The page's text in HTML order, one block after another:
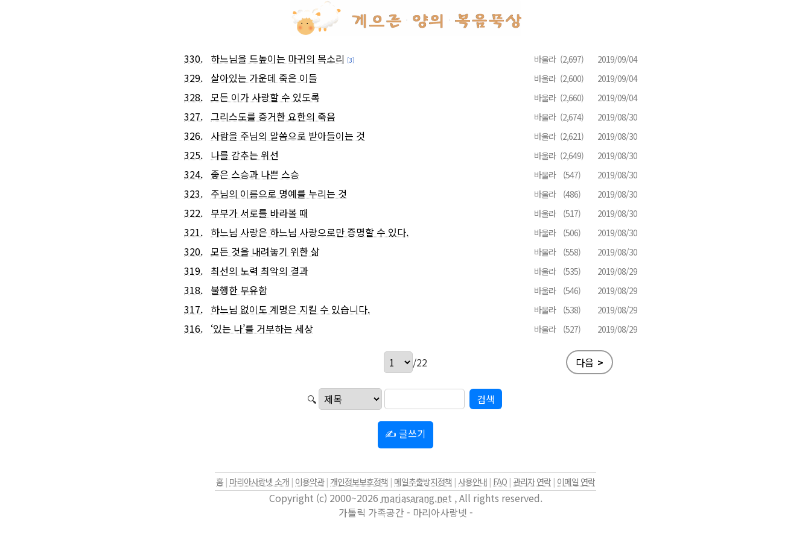
330. 하느님을 드높이는 마귀의 목소리 [3] 바울라 (2,697) 2019/09/04
329. 살아있는 가운데 죽은 이들 바울라 (2,600) 2019/09/04
328. 모든 이가 사랑할 수 있도록 바울라 (2,660) 2019/09/04
327. 그리스도를 증거한 요한의 죽음 바울라 (2,674) 2019/08/30
326. 사람을 주님의 말씀으로 받아들이는 것 바울라 (2,621) 2019/08/30
325. 나를 감추는 위선 바울라 (2,649) 2019/08/30
324. 좋은 스승과 나쁜 스승 바울라 (547) 2019/08/30
323. 주님의 이름으로 명예를 누리는 것 바울라 (486) 2019/08/30
322. 부부가 서로를 바라볼 때 바울라 (517) 2019/08/30
321. 하느님 사랑은 하느님 사랑으로만 증명할 수 있다. 바울라 (506) 2019/08/30
320. 모든 것을 내려놓기 위한 삶 바울라 (558) 2019/08/30
319. 최선의 노력 최악의 결과 바울라 (535) 2019/08/29
318. 불행한 부유함 바울라 (546) 2019/08/29
317. 하느님 없이도 계명은 지킬 수 있습니다. 바울라 (538) 2019/08/29
316. ‘있는 나’를 거부하는 세상 바울라 (527) 2019/08/29
/22 다음 >
🔍
✍ 글쓰기
홈 | 마리아사랑넷 소개 | 이용약관 | 개인정보보호정책 | 메일추출방지정책 | 사용안내 | FAQ | 관리자 연락 | 이메일 연락
Copyright (c) 2000~2026 mariasarang.net , All rights reserved.
가톨릭 가족공간 - 마리아사랑넷 -